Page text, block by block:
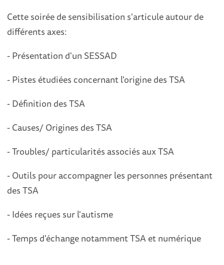
Cette soirée de sensibilisation s'articule autour de
différents axes:
- Présentation d'un SESSAD
- Pistes étudiées concernant l'origine des TSA
- Définition des TSA
- Causes/ Origines des TSA
- Troubles/ particularités associés aux TSA
- Outils pour accompagner les personnes présentant
des TSA
- Idées reçues sur l'autisme
- Temps d'échange notamment TSA et numérique